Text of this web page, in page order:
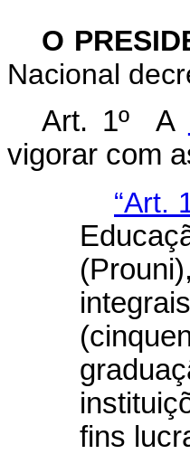
O
Nacional
Art. 1º A
vigorar com
“Art.
fins